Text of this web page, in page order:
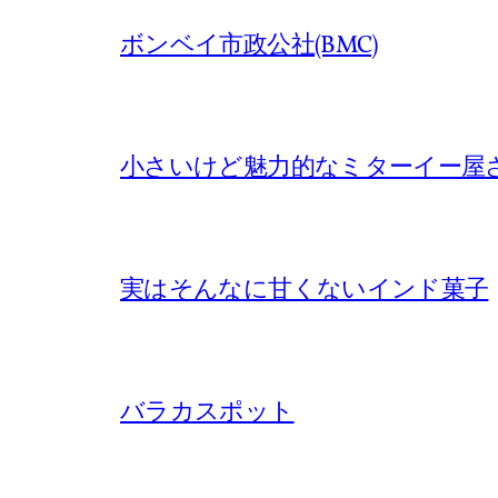
ボンベイ市政公社(BMC)
小さいけど魅力的なミターイー屋
実はそんなに甘くないインド菓子
バラカスポット